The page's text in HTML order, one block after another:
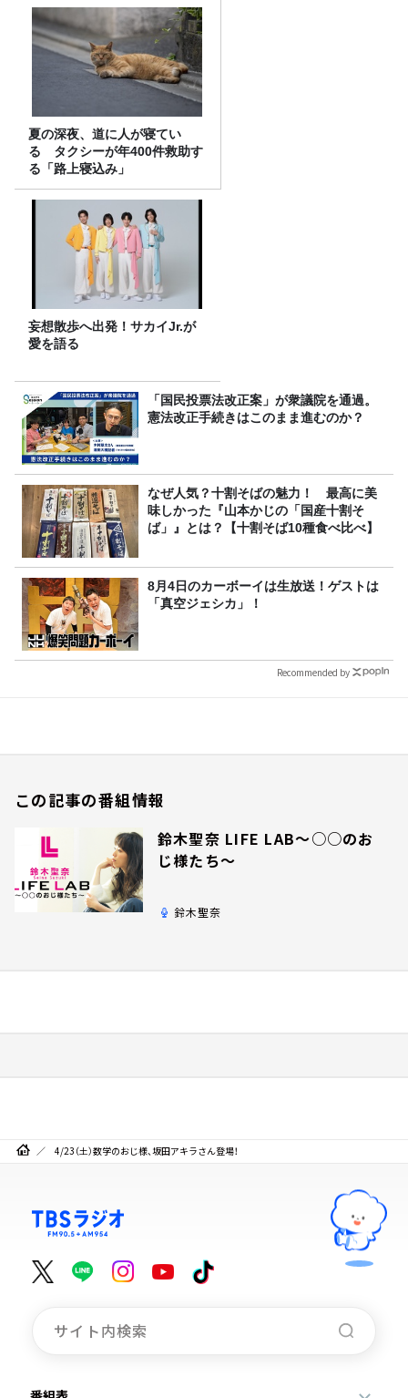
夏の深夜、道に人が寝てい
る タクシーが年400件救助す
る「路上寝込み」
妄想散歩へ出発！サカイJr.が
愛を語る
「国民投票法改正案」が衆議院を通過。
憲法改正手続きはこのまま進むのか？
なぜ人気？十割そばの魅力！ 最高に美
味しかった『山本かじの「国産十割そ
ば」』とは？【十割そば10種食べ比べ】
8月4日のカーボーイは生放送！ゲストは
「真空ジェシカ」！
Recommended by
この記事の番組情報
鈴木聖奈 LIFE LAB～○○のお
じ様たち～
鈴木聖奈
4/23（土）数学のおじ様、坂田アキラさん登場！